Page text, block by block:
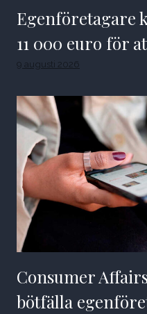
Egenföretagare
11 000 euro för
9 augusti 2026
Consumer
bötfälla